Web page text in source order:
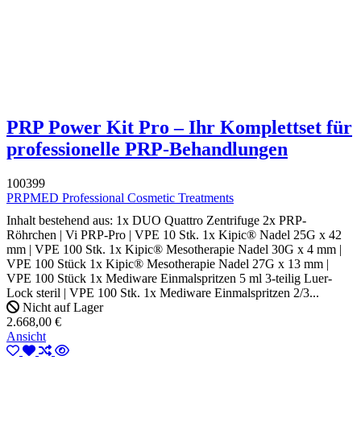
PRP Power Kit Pro – Ihr Komplettset für
professionelle PRP-Behandlungen
100399
PRPMED Professional Cosmetic Treatments
Inhalt bestehend aus: 1x DUO Quattro Zentrifuge 2x PRP-
Röhrchen | Vi PRP-Pro | VPE 10 Stk. 1x Kipic® Nadel 25G x 42
mm | VPE 100 Stk. 1x Kipic® Mesotherapie Nadel 30G x 4 mm |
VPE 100 Stück 1x Kipic® Mesotherapie Nadel 27G x 13 mm |
VPE 100 Stück 1x Mediware Einmalspritzen 5 ml 3-teilig Luer-
Lock steril | VPE 100 Stk. 1x Mediware Einmalspritzen 2/3...
Nicht auf Lager
2.668,00 €
Ansicht